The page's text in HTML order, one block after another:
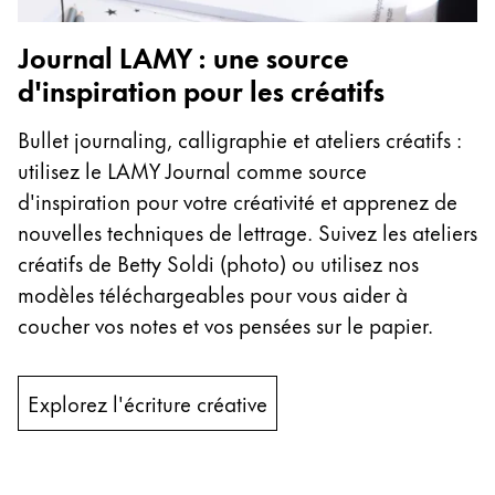
La région « Global » couvre les pays où Lamy
Europe
Cette région répertorie les pays et les langues
Greece
Ελληνικά
Poland
polski
Romania
română
Sweden
svenska
Türkiye
Türkçe
Journal LAMY : une source
d'inspiration pour les créatifs
Bullet journaling, calligraphie et ateliers créatifs :
utilisez le LAMY Journal comme source
d'inspiration pour votre créativité et apprenez de
nouvelles techniques de lettrage. Suivez les ateliers
créatifs de Betty Soldi (photo) ou utilisez nos
modèles téléchargeables pour vous aider à
coucher vos notes et vos pensées sur le papier.
Explorez l'écriture créative